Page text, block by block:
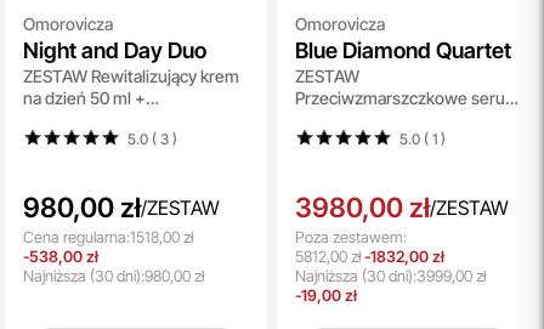
Omorovicza
Night and Day Duo
ZESTAW Rewitalizujący krem
na dzień 50 ml +
ml + Rewitalizujący eliksir do
5.0 ( 3)
980,00 zł/ZESTAW
Cena regularna:1518,00 zł
-538,00 zł
Najniższa (30 dni):980,00 zł
Omorovicza
Blue Diamond Quartet
ZESTAW
Przeciwzmarszczkowe serum
twarzy 50 ml + Rozjaśniający
5.0 ( 1)
3980,00 zł/ZESTAW
Poza zestawem:
5812,00 zł-1832,00 zł
Najniższa (30 dni):3999,00 zł
-19,00 zł